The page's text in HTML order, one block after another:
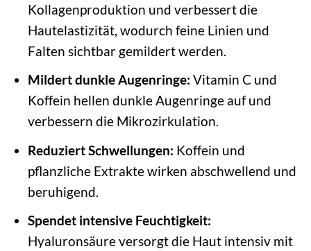
Kollagenproduktion und verbessert die
Hautelastizität, wodurch feine Linien und
Falten sichtbar gemildert werden.
Mildert dunkle Augenringe: Vitamin C und
Koffein hellen dunkle Augenringe auf und
verbessern die Mikrozirkulation.
Reduziert Schwellungen: Koffein und
pflanzliche Extrakte wirken abschwellend und
beruhigend.
Spendet intensive Feuchtigkeit:
Hyaluronsäure versorgt die Haut intensiv mit